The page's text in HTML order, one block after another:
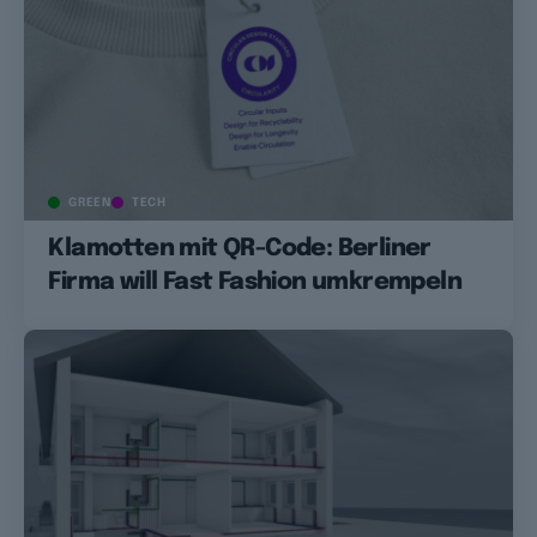
GREEN TECH
Klamotten mit QR-Code: Berliner
Firma will Fast Fashion umkrempeln